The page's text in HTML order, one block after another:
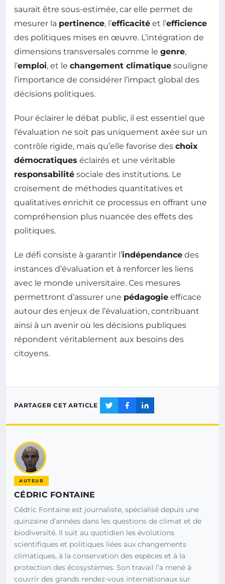
saurait être sous-estimée, car elle permet de
mesurer la pertinence, l’efficacité et l’efficience
des politiques mises en œuvre. L’intégration de
dimensions transversales comme le genre,
l’emploi, et le changement climatique souligne
l’importance de considérer l’impact global des
décisions politiques.
Pour éclairer le débat public, il est essentiel que
l’évaluation ne soit pas uniquement axée sur un
contrôle rigide, mais qu’elle favorise des choix
démocratiques éclairés et une véritable
responsabilité sociale des institutions. Le
croisement de méthodes quantitatives et
qualitatives enrichit ce processus en offrant une
compréhension plus nuancée des effets des
politiques.
Le défi consiste à garantir l’indépendance des
instances d’évaluation et à renforcer les liens
avec le monde universitaire. Ces mesures
permettront d’assurer une pédagogie efficace
autour des enjeux de l’évaluation, contribuant
ainsi à un avenir où les décisions publiques
répondent véritablement aux besoins des
citoyens.
PARTAGER CET ARTICLE
AUTEUR
CÉDRIC FONTAINE
Cédric Fontaine est journaliste, spécialisé depuis une
quinzaine d’années dans les questions de climat et de
biodiversité. Il suit au quotidien les évolutions
scientifiques et politiques liées aux changements
climatiques, à la conservation des espèces et à la
protection des écosystèmes. Son travail l’a mené à
couvrir des grands rendez-vous internationaux sur